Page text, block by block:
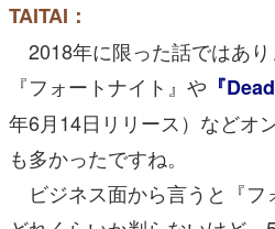
TAITAI：
2018年に限った話ではあ
『フォートナイト』や 『
年6月14日リリース）などオ
も多かったですね。
ビジネス面から言うと『フ